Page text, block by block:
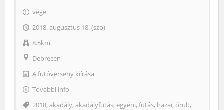
vége
2018. augusztus 18. (szo)
8.5km
Debrecen
A futóverseny kiírása
További info
Címke
2018, akadály, akadályfutás, egyéni, futás, hazai, őrült,